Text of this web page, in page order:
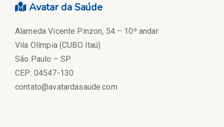
Avatar da Saúde
Alameda Vicente Pinzon, 54 – 10º andar
Vila Olímpia (CUBO Itaú)
São Paulo – SP
CEP: 04547-130
contato@avatardasaude.com